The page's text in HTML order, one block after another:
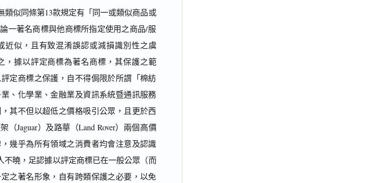
類似同條第13款規定有「同一或類似商品或
一著名商標與他商標所指定使用之商品/服
近似，且有致混淆誤認或減損識別性之虞
，據以評定商標為著名商標，其保護之範
定商標之保護，自不得侷限於所謂「棉紡
、化學業、金融業及資訊系統暨通訊服務
其不但以超低之價格吸引公眾，且更於西
（Jaguar）及路華（Land Rover）兩個高價
幾乎為所有領域之消費者均會注意及認識
曉，足認據以評定商標已在一般公眾（而
之著名形象，自有跨類保護之必要，以免